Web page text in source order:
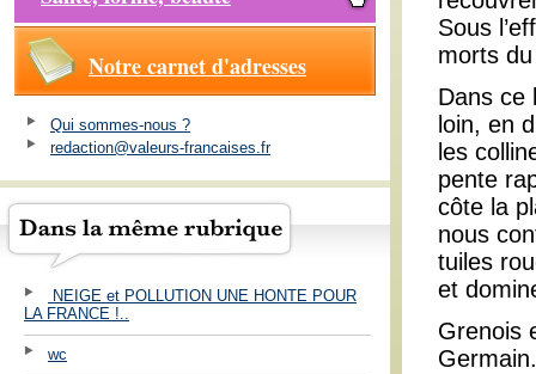
Notre carnet d'adresses
Qui sommes-nous ?
redaction@valeurs-francaises.fr
NEIGE et POLLUTION UNE HONTE POUR
LA FRANCE !..
wc
Sous
morts
Dans ce
loin, en
les
pente
côte la
nous
tuiles
et
Grenois
Germain.